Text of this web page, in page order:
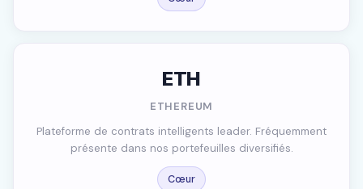
ETH
ETHEREUM
Plateforme de contrats intelligents leader. Fréquemment
présente dans nos portefeuilles diversifiés.
Cœur